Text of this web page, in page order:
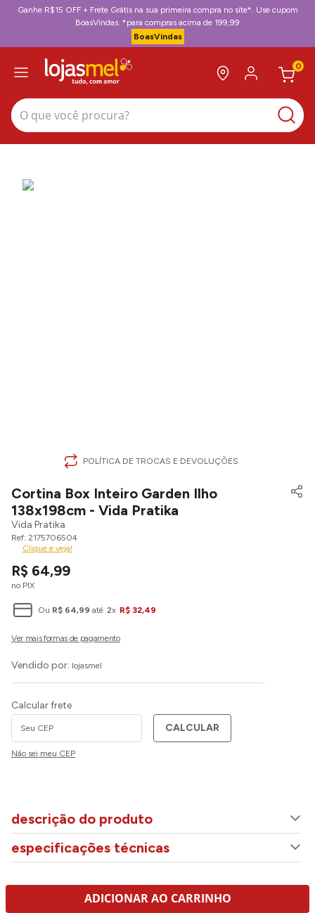
Ganhe R$15 OFF + Frete Grátis na sua primeira compra no site*. Use cupom
BoasVindas. *para compras acima de 199,99
BoasVindas
0
O que você procura?
POLÍTICA DE TROCAS E DEVOLUÇÕES
Cortina Box Inteiro Garden Ilho
138x198cm - Vida Pratika
Vida Pratika
2175706504
Clique e veja!
R$ 64,99
no PIX
Ou R$ 64,99 até 2x R$ 32,49
Vendido por: lojasmel
Calcular frete
CALCULAR
Não sei meu CEP
descrição do produto
especificações técnicas
ADICIONAR AO CARRINHO